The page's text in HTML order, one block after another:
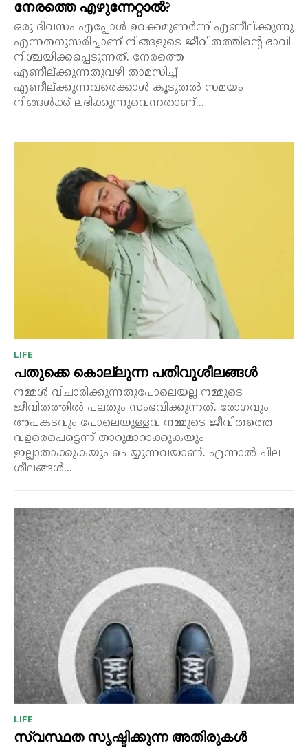
നേരത്തെ എഴുന്നേറ്റാൽ?
ഒരു ദിവസം എപ്പോൾ ഉറക്കമുണർന്ന് എണീല്ക്കുന്നു
എന്നതനുസരിച്ചാണ് നിങ്ങളുടെ ജീവിതത്തിന്റെ ഭാവി
നിശ്ചയിക്കപ്പെടുന്നത്. നേരത്തെ
എണീല്ക്കുന്നതുവഴി താമസിച്ച്
എണീല്ക്കുന്നവരെക്കാൾ കൂടുതൽ സമയം
നിങ്ങൾക്ക് ലഭിക്കുന്നുവെന്നതാണ്...
LIFE
പതുക്കെ കൊല്ലുന്ന പതിവുശീലങ്ങൾ
നമ്മൾ വിചാരിക്കുന്നതുപോലെയല്ല നമ്മുടെ
ജീവിതത്തിൽ പലതും സംഭവിക്കുന്നത്. രോഗവും
അപകടവും പോലെയുള്ളവ നമ്മുടെ ജീവിതത്തെ
വളരെപെട്ടെന്ന് താറുമാറാക്കുകയും
ഇല്ലാതാക്കുകയും ചെയ്യുന്നവയാണ്. എന്നാൽ ചില
ശീലങ്ങൾ...
LIFE
സ്വസ്ഥത സൃഷ്ടിക്കുന്ന അതിരുകൾ